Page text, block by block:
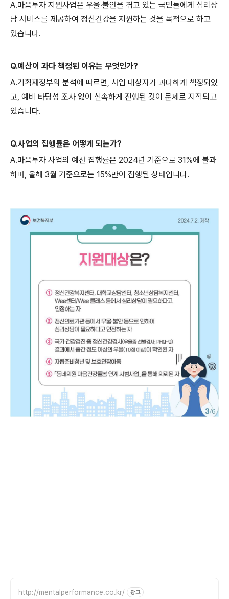
A.마음투자 지원사업은 우울·불안을 겪고 있는 국민들에게 심리상
담 서비스를 제공하여 정신건강을 지원하는 것을 목적으로 하고
있습니다.
Q.예산이 과다 책정된 이유는 무엇인가?
A.기획재정부의 분석에 따르면, 사업 대상자가 과다하게 책정되었
고, 예비 타당성 조사 없이 신속하게 진행된 것이 문제로 지적되고
있습니다.
Q.사업의 집행률은 어떻게 되는가?
A.마음투자 사업의 예산 집행률은 2024년 기준으로 31%에 불과
하며, 올해 3월 기준으로는 15%만이 집행된 상태입니다.
http://mentalperformance.co.kr/ 광고